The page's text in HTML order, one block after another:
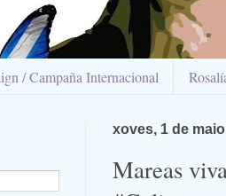
/ Campaña Internacional
xoves, 1 de
Mareas